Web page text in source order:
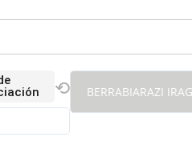
⟲ BERRABIARAZI